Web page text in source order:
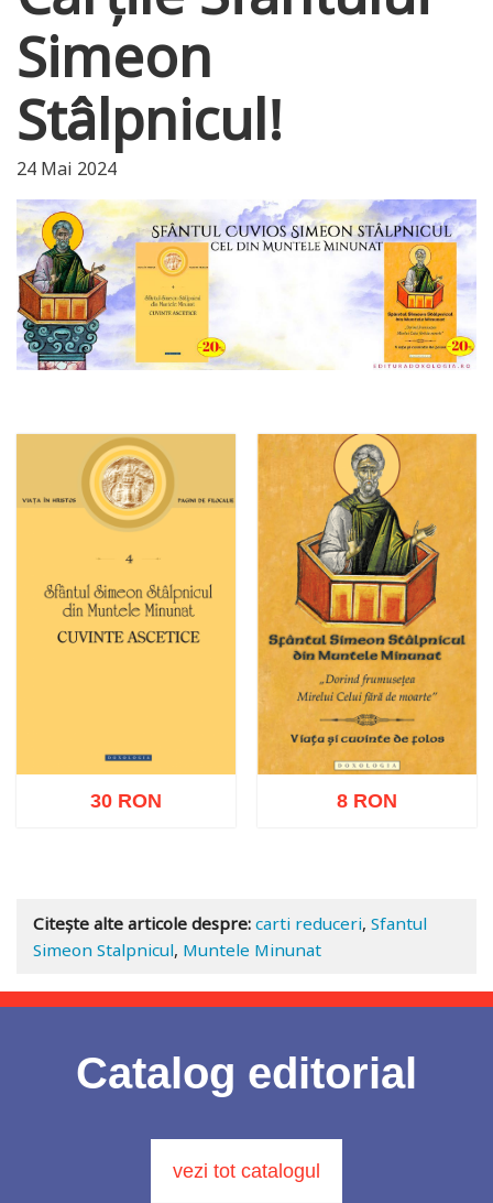
Simeon
Stâlpnicul!
24 Mai 2024
30 RON 8 RON
Citește alte articole despre: carti reduceri, Sfantul
Simeon Stalpnicul, Muntele Minunat
Catalog editorial
vezi tot catalogul